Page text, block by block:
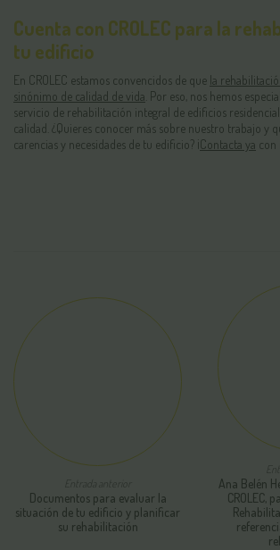
Cuenta con CROLEC para la
tu edificio
En CROLEC estamos convencidos de que la
sinónimo de calidad de vida . Por eso, nos hemos
servicio de rehabilitación integral de edificios
calidad. ¿Quieres conocer más sobre nuestro trabajo y
carencias y necesidades de tu edificio? ¡Contacta ya con
Documentos para evaluar la
situación de tu edificio y planificar
su rehabilitación
Ana Belén
CROLEC,